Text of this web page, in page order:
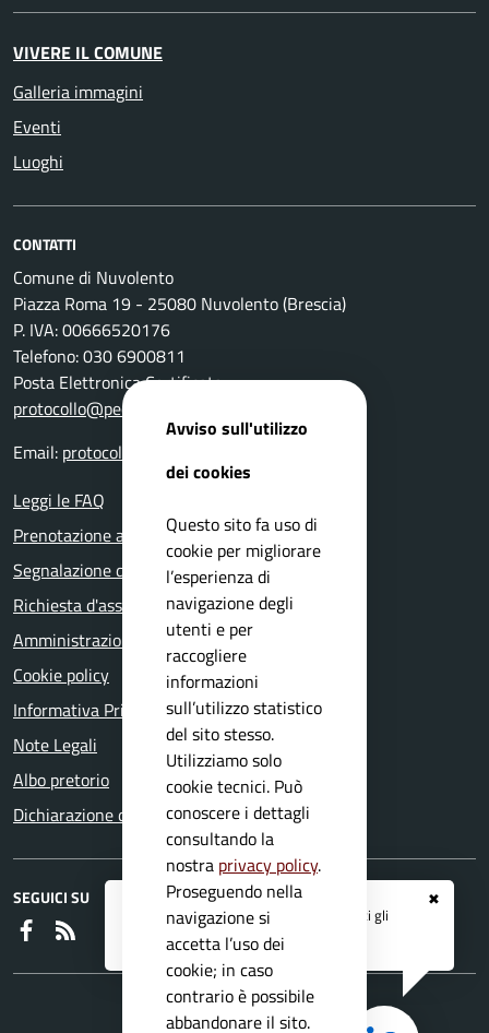
✖
Registrati ai serviziAPP IO
e ricevi tutti gli
aggiornamenti dall'Ente
VIVERE IL COMUNE
Galleria immagini
Eventi
Luoghi
CONTATTI
Comune di Nuvolento
Piazza Roma 19 - 25080 Nuvolento (Brescia)
P. IVA: 00666520176
Telefono: 030 6900811
Posta Elettronica Certificata:
protocollo@pec.comune.nuvolento.bs.it
Email: protocollo@comune.nuvolento.bs.it
Leggi le FAQ
Prenotazione appuntamento
Segnalazione disservizio
Richiesta d'assistenza
Amministrazione trasparente
Cookie policy
Informativa Privacy
Note Legali
Albo pretorio
Dichiarazione di accessibilità
SEGUICI SU
Faceboook
Avviso sull'utilizzo
dei cookies
Questo sito fa uso di
cookie per migliorare
l’esperienza di
navigazione degli
utenti e per
raccogliere
informazioni
sull’utilizzo statistico
del sito stesso.
Utilizziamo solo
cookie tecnici. Può
conoscere i dettagli
consultando la
nostra privacy policy.
Proseguendo nella
navigazione si
accetta l’uso dei
cookie; in caso
contrario è possibile
abbandonare il sito.